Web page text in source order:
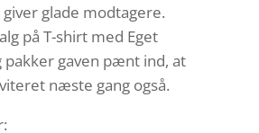
giver glade modtagere.
på T-shirt med Eget
pakker gaven pænt ind, at
næste gang også.